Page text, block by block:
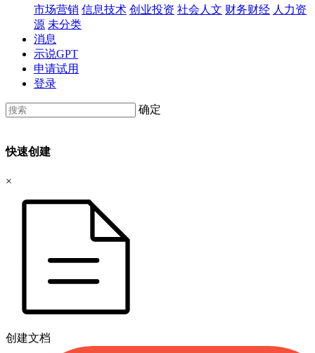
市场营销 信息技术 创业投资 社会人文 财务财经 人力资
源 未分类
消息
示说GPT
申请试用
登录
确定
快速创建
×
创建文档